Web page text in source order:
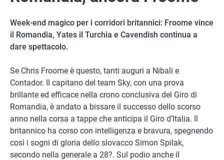
Week-end magico per i corridori britannici: Froome vince
il Romandia, Yates il Turchia e Cavendish continua a
dare spettacolo.
Se Chris Froome è questo, tanti auguri a Nibali e
Contador. Il capitano del team Sky, con una prova
brillante ed efficace nella crono conclusiva del Giro di
Romandia, è andato a bissare il successo dello scorso
anno nella corsa a tappe che anticipa il Giro d’Italia. Il
britannico ha corso con intelligenza e bravura, spegnendo
così i sogni di gloria dello slovacco Simon Spilak,
secondo nella generale a 28?. Sul podio anche il